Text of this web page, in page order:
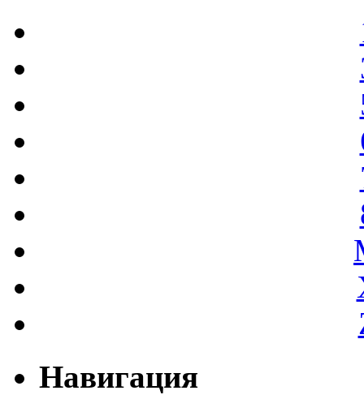
Навигация